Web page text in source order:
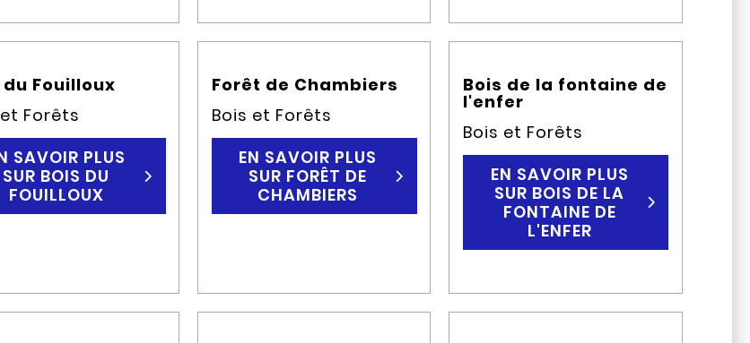
du Fouilloux
Forêts
SAVOIR PLUS
SUR BOIS DU
FOUILLOUX
Forêt de Chambiers
Bois et Forêts
EN SAVOIR PLUS
SUR FORÊT DE
CHAMBIERS
Bois de la fontaine de
l'enfer
Bois et Forêts
EN SAVOIR PLUS
SUR BOIS DE LA
FONTAINE DE
L'ENFER